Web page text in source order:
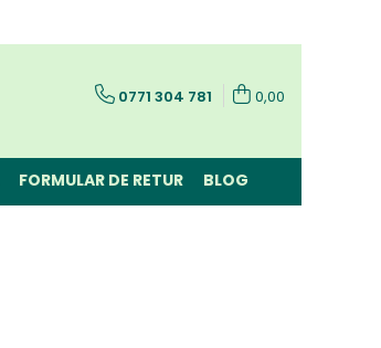
0771 304 781 0,00
FORMULAR DE RETUR BLOG